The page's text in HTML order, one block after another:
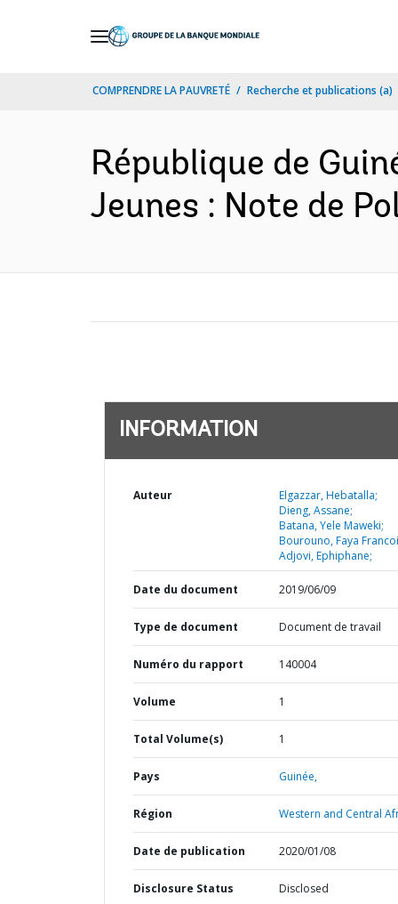
COMPRENDRE LA PAUVRETÉ Recherche et publications (a)
République de
Jeunes : Note de
INFORMATION
Auteur
Elgazzar, Hebatalla;
Dieng, Assane;
Batana, Yele Maweki;
Bourouno, Faya
Adjovi, Ephiphane;
Date du document 2019/06/09
Type de document Document de travail
Numéro du rapport 140004
Volume 1
Total Volume(s) 1
Pays Guinée,
Région Western and Central
Date de publication 2020/01/08
Disclosure Status Disclosed